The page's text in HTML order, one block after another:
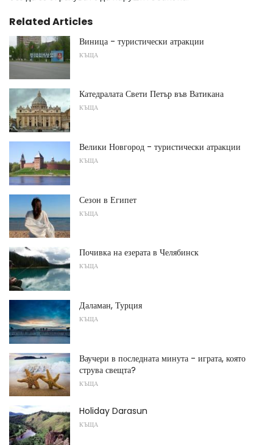
Related Articles
Виница - туристически атракции
КЪЩА
Катедралата Свети Петър във Ватикана
КЪЩА
Велики Новгород - туристически атракции
КЪЩА
Сезон в Египет
КЪЩА
Почивка на езерата в Челябинск
КЪЩА
Даламан, Турция
КЪЩА
Ваучери в последната минута - играта, която
струва свещта?
КЪЩА
Holiday Darasun
КЪЩА